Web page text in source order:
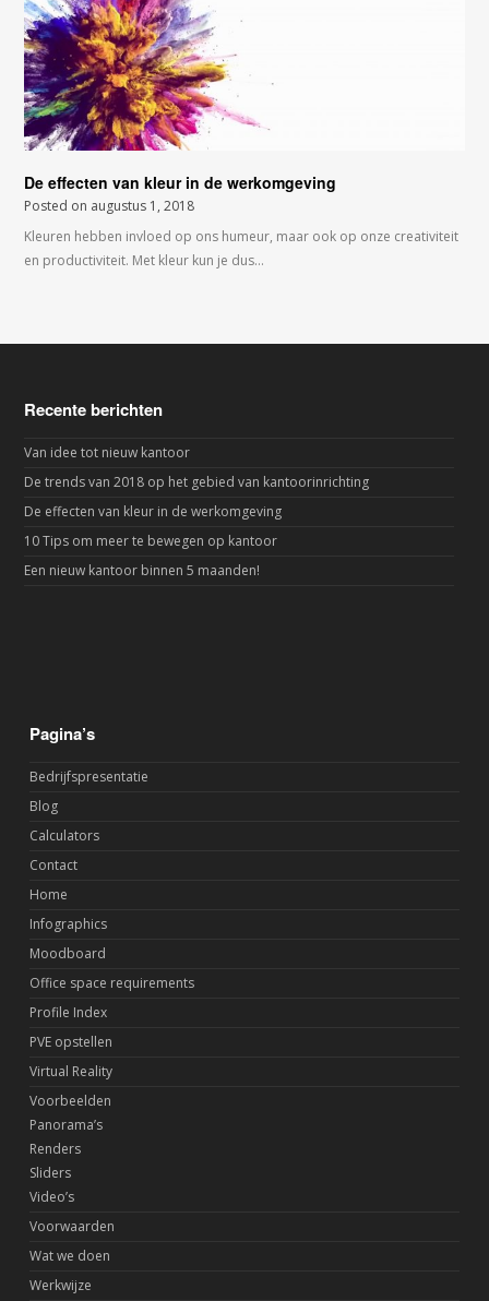
De effecten van kleur in de werkomgeving
Posted on augustus 1, 2018
Kleuren hebben invloed op ons humeur, maar ook op onze creativiteit
en productiviteit. Met kleur kun je dus…
Recente berichten
Van idee tot nieuw kantoor
De trends van 2018 op het gebied van kantoorinrichting
De effecten van kleur in de werkomgeving
10 Tips om meer te bewegen op kantoor
Een nieuw kantoor binnen 5 maanden!
Pagina’s
Bedrijfspresentatie
Blog
Calculators
Contact
Home
Infographics
Moodboard
Office space requirements
Profile Index
PVE opstellen
Virtual Reality
Voorbeelden
Panorama’s
Renders
Sliders
Video’s
Voorwaarden
Wat we doen
Werkwijze